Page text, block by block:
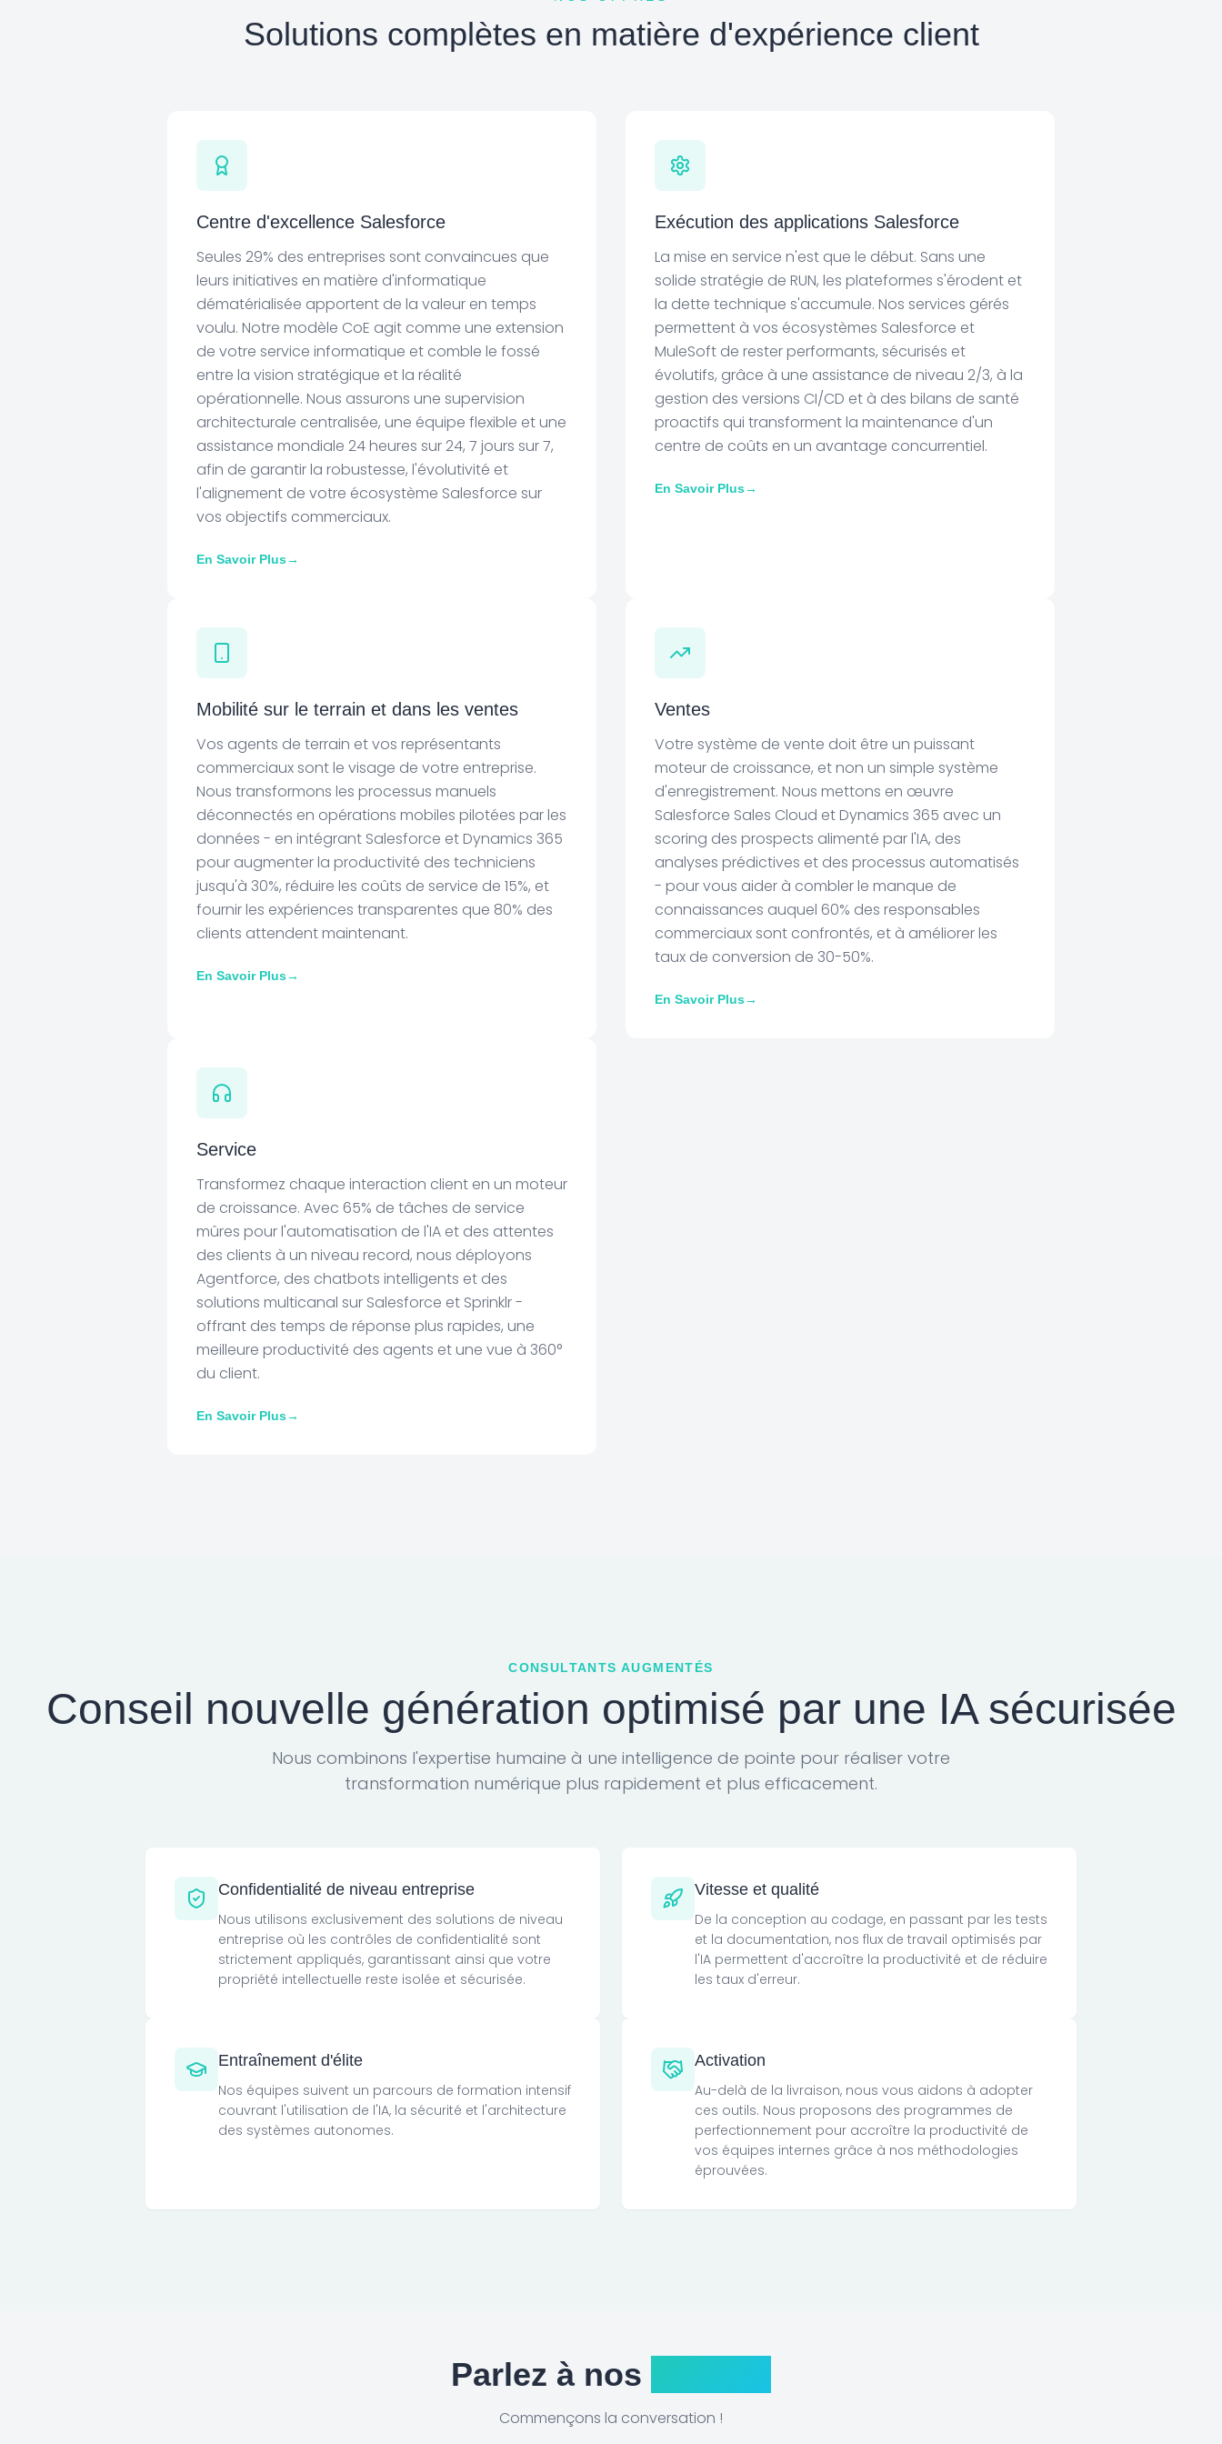
Solutions complètes en matière d'expérience client
Centre d'excellence Salesforce
Seules 29% des entreprises sont convaincues que
leurs initiatives en matière d'informatique
dématérialisée apportent de la valeur en temps
voulu. Notre modèle CoE agit comme une extension
de votre service informatique et comble le fossé
entre la vision stratégique et la réalité
opérationnelle. Nous assurons une supervision
architecturale centralisée, une équipe flexible et une
assistance mondiale 24 heures sur 24, 7 jours sur 7,
afin de garantir la robustesse, l'évolutivité et
l'alignement de votre écosystème Salesforce sur
vos objectifs commerciaux.
En Savoir Plus→
Exécution des applications Salesforce
La mise en service n'est que le début. Sans une
solide stratégie de RUN, les plateformes s'érodent et
la dette technique s'accumule. Nos services gérés
permettent à vos écosystèmes Salesforce et
MuleSoft de rester performants, sécurisés et
évolutifs, grâce à une assistance de niveau 2/3, à la
gestion des versions CI/CD et à des bilans de santé
proactifs qui transforment la maintenance d'un
centre de coûts en un avantage concurrentiel.
En Savoir Plus→
Mobilité sur le terrain et dans les ventes
Vos agents de terrain et vos représentants
commerciaux sont le visage de votre entreprise.
Nous transformons les processus manuels
déconnectés en opérations mobiles pilotées par les
données - en intégrant Salesforce et Dynamics 365
pour augmenter la productivité des techniciens
jusqu'à 30%, réduire les coûts de service de 15%, et
fournir les expériences transparentes que 80% des
clients attendent maintenant.
En Savoir Plus→
Ventes
Votre système de vente doit être un puissant
moteur de croissance, et non un simple système
d'enregistrement. Nous mettons en œuvre
Salesforce Sales Cloud et Dynamics 365 avec un
scoring des prospects alimenté par l'IA, des
analyses prédictives et des processus automatisés
- pour vous aider à combler le manque de
connaissances auquel 60% des responsables
commerciaux sont confrontés, et à améliorer les
taux de conversion de 30-50%.
En Savoir Plus→
Service
Transformez chaque interaction client en un moteur
de croissance. Avec 65% de tâches de service
mûres pour l'automatisation de l'IA et des attentes
des clients à un niveau record, nous déployons
Agentforce, des chatbots intelligents et des
solutions multicanal sur Salesforce et Sprinklr -
offrant des temps de réponse plus rapides, une
meilleure productivité des agents et une vue à 360°
du client.
En Savoir Plus→
CONSULTANTS AUGMENTÉS
Conseil nouvelle génération optimisé par une IA sécurisée
Nous combinons l'expertise humaine à une intelligence de pointe pour réaliser votre
transformation numérique plus rapidement et plus efficacement.
Confidentialité de niveau entreprise
Nous utilisons exclusivement des solutions de niveau
entreprise où les contrôles de confidentialité sont
strictement appliqués, garantissant ainsi que votre
propriété intellectuelle reste isolée et sécurisée.
Vitesse et qualité
De la conception au codage, en passant par les tests
et la documentation, nos flux de travail optimisés par
l'IA permettent d'accroître la productivité et de réduire
les taux d'erreur.
Entraînement d'élite
Nos équipes suivent un parcours de formation intensif
couvrant l'utilisation de l'IA, la sécurité et l'architecture
des systèmes autonomes.
Activation
Au-delà de la livraison, nous vous aidons à adopter
ces outils. Nous proposons des programmes de
perfectionnement pour accroître la productivité de
vos équipes internes grâce à nos méthodologies
éprouvées.
Parlez à nos
Commençons la conversation !